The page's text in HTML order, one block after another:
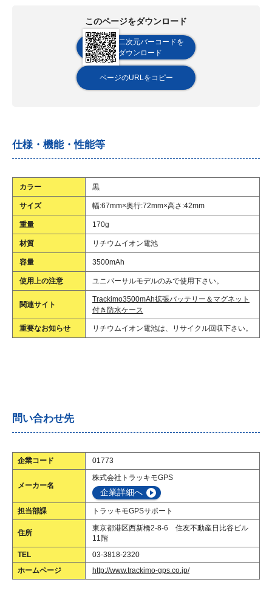
このページをダウンロード
二次元バーコードを
ダウンロード
ページのURLをコピー
仕様・機能・性能等
カラー 黒
サイズ 幅:67mm×奥行:72mm×高さ:42mm
重量 170g
材質 リチウムイオン電池
容量 3500mAh
使用上の注意 ユニバーサルモデルのみで使用下さい。
関連サイト
Trackimo3500mAh拡張バッテリー＆マグネット
付き防水ケース
重要なお知らせ リチウムイオン電池は、リサイクル回収下さい。
問い合わせ先
企業コード 01773
メーカー名
株式会社トラッキモGPS
企業詳細へ
担当部課 トラッキモGPSサポート
住所
東京都港区西新橋2-8-6 住友不動産日比谷ビル
11階
TEL
03-3818-2320
ホームページ
http://www.trackimo-gps.co.jp/